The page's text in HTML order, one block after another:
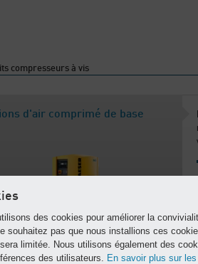
compresseurs à vis
d'air comprimé de base
des cookies pour améliorer la
souhaitez pas que nous installions ces
limitée. Nous utilisons également des
des utilisateurs. En savoir plus sur les